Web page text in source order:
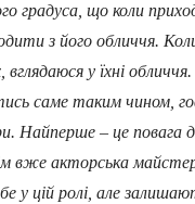
градуса, що коли
з його обличчя.
вглядаюся у їхні
саме таким чином,
Найперше – це повага
вже акторська
у цій ролі, але